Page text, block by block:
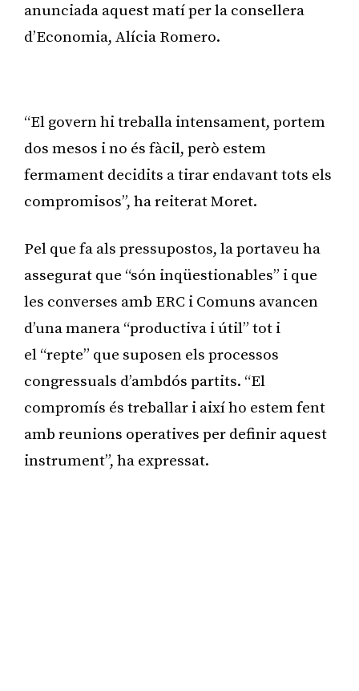
anunciada aquest matí per la consellera
d’Economia, Alícia Romero.
“El govern hi treballa intensament, portem
dos mesos i no és fàcil, però estem
fermament decidits a tirar endavant tots els
compromisos”, ha reiterat Moret.
Pel que fa als pressupostos, la portaveu ha
assegurat que “són inqüestionables” i que
les converses amb ERC i Comuns avancen
d’una manera “productiva i útil” tot i
el “repte” que suposen els processos
congressuals d’ambdós partits. “El
compromís és treballar i així ho estem fent
amb reunions operatives per definir aquest
instrument”, ha expressat.